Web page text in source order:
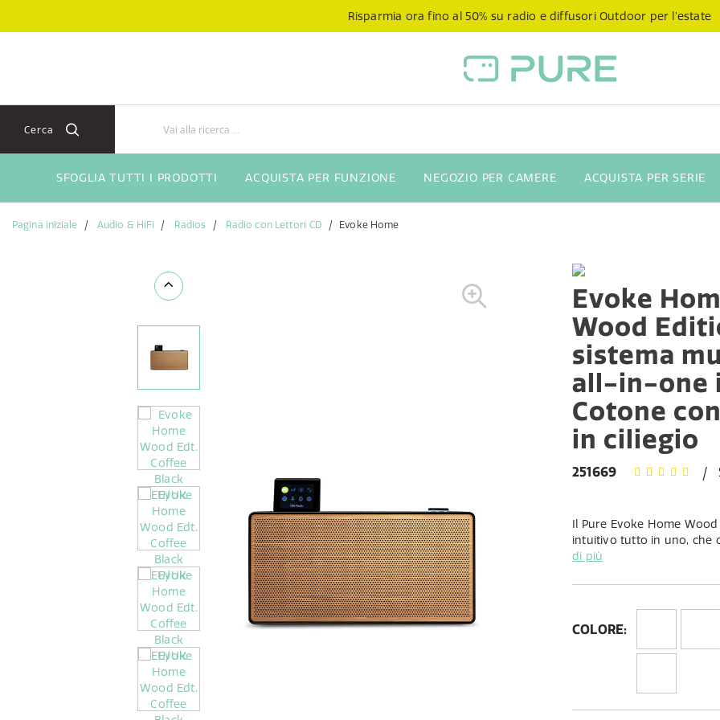
Risparmia ora fino al 50% su radio e diffusori Outdoor per l’estate
Cerca
SFOGLIA TUTTI I PRODOTTI ACQUISTA PER FUNZIONE NEGOZIO PER CAMERE ACQUISTA PER SERIE
Pagina iniziale Audio & HiFi Radios Radio con Lettori CD Evoke Home
Evoke
Wood
sistema
all-in-one
Cotone
in ciliegio
251669
Il Pure Evoke Home
intuitivo tutto in uno, che
completamente connessa,
in legno, Pure rivisita e
del legno per offrirti
una griglia per diffusori in
di più
COLORE: